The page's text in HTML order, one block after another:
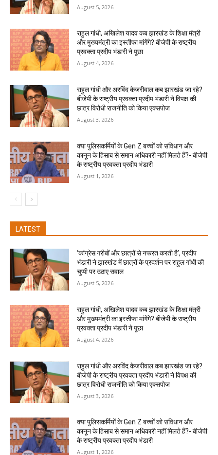
August 5, 2026
राहुल गांधी, अखिलेश यादव कब झारखंड के शिक्षा मंत्री
और मुख्यमंत्री का इस्तीफा मांगेंगे? बीजेपी के राष्ट्रीय
प्रवक्ता प्रदीप भंडारी ने पूछा
August 4, 2026
राहुल गांधी और अरविंद केजरीवाल कब झारखंड जा रहे?
बीजेपी के राष्ट्रीय प्रवक्ता प्रदीप भंडारी ने विपक्ष की
छात्र विरोधी राजनीति को किया एक्सपोज
August 3, 2026
क्या पुलिसकर्मियों के Gen Z बच्चों को संविधान और
कानून के हिसाब से समान अधिकारी नहीं मिलते हैं?- बीजेपी
के राष्ट्रीय प्रवक्ता प्रदीप भंडारी
August 1, 2026
LATEST
‘कांग्रेस गरीबों और छात्रों से नफरत करती है’, प्रदीप
भंडारी ने झारखंड में छात्रों के प्रदर्शन पर राहुल गांधी की
चुप्पी पर उठाए सवाल
August 5, 2026
राहुल गांधी, अखिलेश यादव कब झारखंड के शिक्षा मंत्री
और मुख्यमंत्री का इस्तीफा मांगेंगे? बीजेपी के राष्ट्रीय
प्रवक्ता प्रदीप भंडारी ने पूछा
August 4, 2026
राहुल गांधी और अरविंद केजरीवाल कब झारखंड जा रहे?
बीजेपी के राष्ट्रीय प्रवक्ता प्रदीप भंडारी ने विपक्ष की
छात्र विरोधी राजनीति को किया एक्सपोज
August 3, 2026
क्या पुलिसकर्मियों के Gen Z बच्चों को संविधान और
कानून के हिसाब से समान अधिकारी नहीं मिलते हैं?- बीजेपी
के राष्ट्रीय प्रवक्ता प्रदीप भंडारी
August 1, 2026